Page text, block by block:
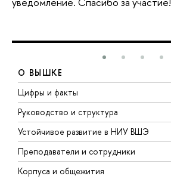
О ВЫШКЕ
Цифры и факты
Руководство и структура
Устойчивое развитие в НИУ ВШЭ
Преподаватели и сотрудники
Корпуса и общежития